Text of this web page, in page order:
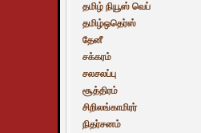
தமிழ் நியூஸ் வெப்
தமிழ்ஒதெர்ஸ்
தேனீ
சக்கரம்
சலசலப்பு
சூத்திரம்
சிறிலங்காமிரர்
நிதர்சனம்